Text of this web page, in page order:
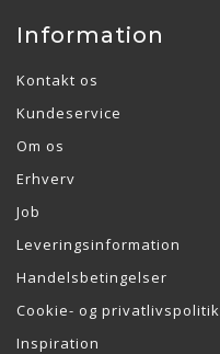
Information
Kontakt os
Kundeservice
Om os
Erhverv
Job
Leveringsinformation
Handelsbetingelser
Cookie- og privatlivspolitik
Inspiration